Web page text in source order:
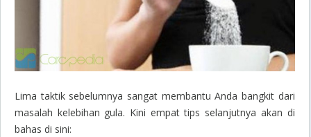
Lima taktik sebelumnya sangat membantu Anda bangkit dari
masalah kelebihan gula. Kini empat tips selanjutnya akan di
bahas di sini: